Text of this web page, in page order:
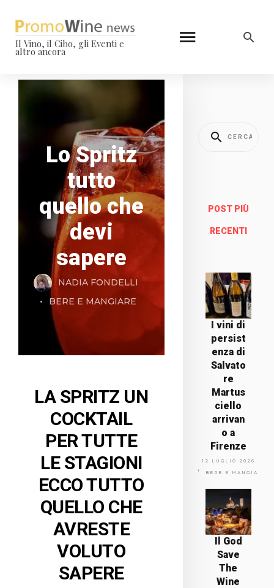
Il Vino, il Cibo, gli Eventi e
altro ancora
Lo Spritz
tutto
quello che
devi
sapere
NADIA FONDELLI
BERE E MANGIARE
LA SPRITZ UN
COCKTAIL
PER TUTTE
LE STAGIONI
ECCO TUTTO
QUELLO CHE
AVRESTE
VOLUTO
SAPERE
POST PIÙ
RECENTI
I vini di
persist
enza di
Salvato
re
Martus
ciello
arrivan
o a
Firenze
12 LUGLIO 2026
BERE E MANGIARE
Il God
Save
The
Wine